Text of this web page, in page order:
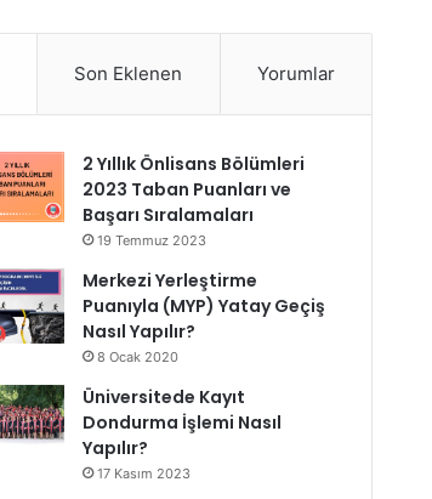
Son Eklenen Yorumlar
2 Yıllık Önlisans Bölümleri
2023 Taban Puanları ve
Başarı Sıralamaları
19 Temmuz 2023
Merkezi Yerleştirme
Puanıyla (MYP) Yatay Geçiş
Nasıl Yapılır?
8 Ocak 2020
Üniversitede Kayıt
Dondurma İşlemi Nasıl
Yapılır?
17 Kasım 2023